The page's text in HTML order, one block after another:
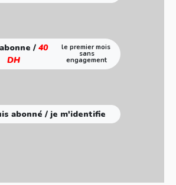
/40
DH
le premier mois
sans
engagement
abonné / je m'identifie